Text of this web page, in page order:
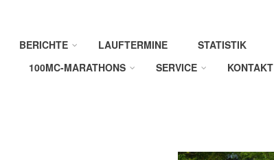
BERICHTE LAUFTERMINE STATISTIK
100MC-MARATHONS
SERVICE KONTAKT